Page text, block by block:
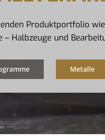
Produktportfolio
– Halbzeuge und
Metalle